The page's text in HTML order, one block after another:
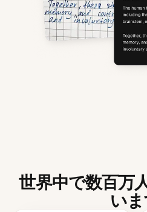
世界中で数百万
い